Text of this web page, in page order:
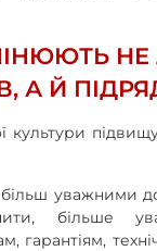
А Й
культури
уважними
більше
гарантіям,